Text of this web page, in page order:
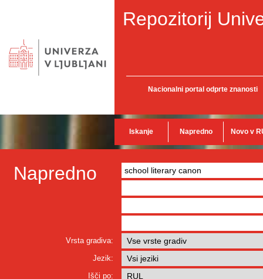
Repozitorij
Nacionalni portal odprte znanosti
Iskanje Napredno Novo v
Napredno
Vrsta gradiva:
Jezik:
Išči po: